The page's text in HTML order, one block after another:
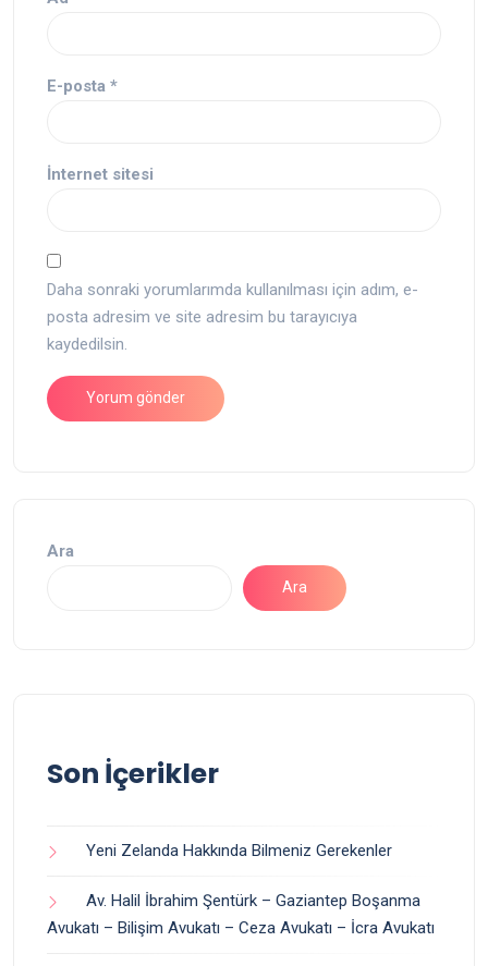
E-posta *
İnternet sitesi
Daha sonraki yorumlarımda kullanılması için adım, e-
posta adresim ve site adresim bu tarayıcıya
kaydedilsin.
Ara
Ara
Son İçerikler
Yeni Zelanda Hakkında Bilmeniz Gerekenler
Av. Halil İbrahim Şentürk – Gaziantep Boşanma
Avukatı – Bilişim Avukatı – Ceza Avukatı – İcra Avukatı